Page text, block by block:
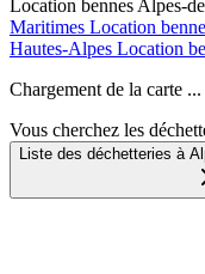
Location bennes Alpes-
Maritimes Location
Hautes-Alpes Location
Chargement de la carte ...
Vous cherchez les
Liste des déchetteries à